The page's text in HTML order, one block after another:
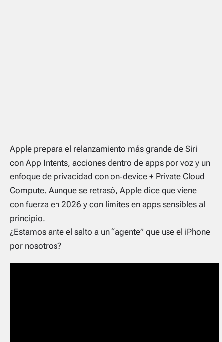
Apple prepara el relanzamiento más grande de Siri
con App Intents, acciones dentro de apps por voz y un
enfoque de privacidad con on‑device + Private Cloud
Compute. Aunque se retrasó, Apple dice que viene
con fuerza en 2026 y con límites en apps sensibles al
principio.
¿Estamos ante el salto a un “agente” que use el iPhone
por nosotros?